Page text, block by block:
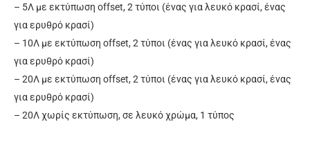
– 5Λ με εκτύπωση offset, 2 τύποι (ένας για λευκό κρασί, ένας
για ερυθρό κρασί)
– 10Λ με εκτύπωση offset, 2 τύποι (ένας για λευκό κρασί, ένας
για ερυθρό κρασί)
– 20Λ με εκτύπωση offset, 2 τύποι (ένας για λευκό κρασί, ένας
για ερυθρό κρασί)
– 20Λ χωρίς εκτύπωση, σε λευκό χρώμα, 1 τύπος